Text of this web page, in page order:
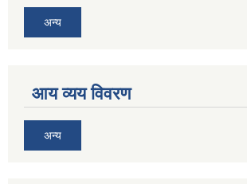
अन्य
आय व्यय विवरण
अन्य